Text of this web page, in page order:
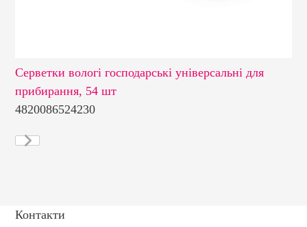
Серветки вологі господарські універсальні для
прибирання, 54 шт
4820086524230
Контакти